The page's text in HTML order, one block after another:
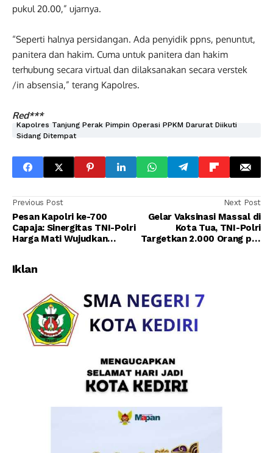
pukul 20.00,” ujarnya.
“Seperti halnya persidangan. Ada penyidik ppns, penuntut,
panitera dan hakim. Cuma untuk panitera dan hakim
terhubung secara virtual dan dilaksanakan secara verstek
/in absensia,” terang Kapolres.
Red***
Kapolres Tanjung Perak Pimpin Operasi PPKM Darurat Diikuti
Sidang Ditempat
Previous Post
Pesan Kapolri ke-700
Capaja: Sinergitas TNI-Polri
Harga Mati Wujudkan
Next Post
Gelar Vaksinasi Massal di
Kota Tua, TNI-Polri
Targetkan 2.000 Orang per
Iklan